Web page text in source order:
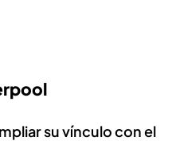
su vínculo con el